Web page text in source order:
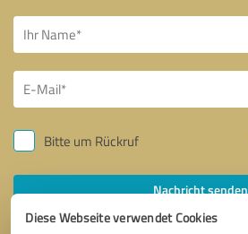
Diese Webseite verwendet Cookies
Bitte um Rückruf
Nachricht senden